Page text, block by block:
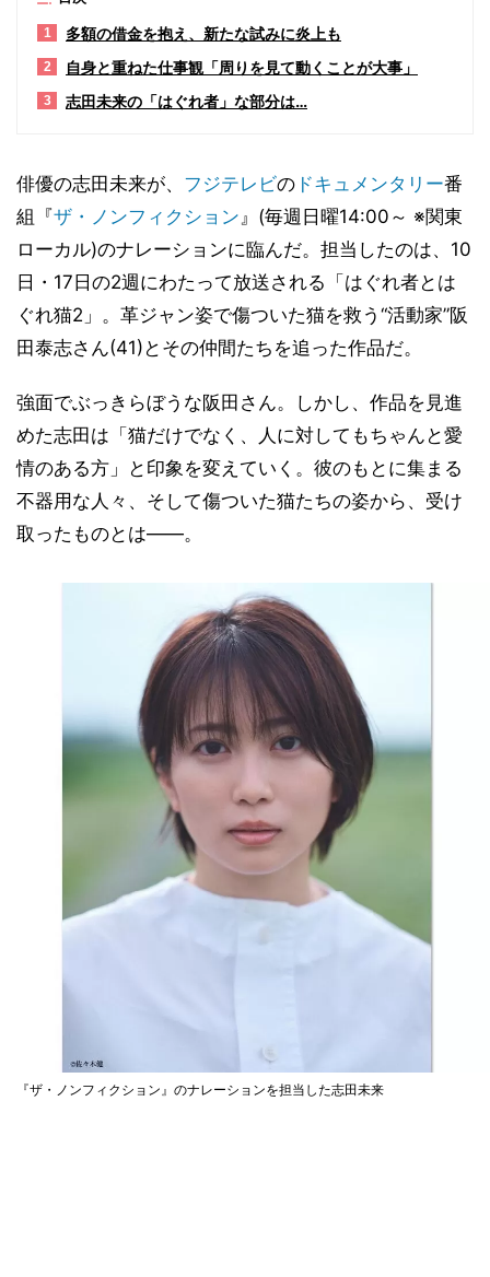
1 多額の借金を抱え、新たな試みに炎上も
2 自身と重ねた仕事観「周りを見て動くことが大事」
3 志田未来の「はぐれ者」な部分は…
俳優の志田未来が、 フジテレビの ドキュメンタリー番
組『ザ・ノンフィクション』(毎週日曜14:00～ ※関東
ローカル)のナレーションに臨んだ。担当したのは、10
日・17日の2週にわたって放送される「はぐれ者とは
ぐれ猫2」。革ジャン姿で傷ついた猫を救う“活動家”阪
田泰志さん(41)とその仲間たちを追った作品だ。
強面でぶっきらぼうな阪田さん。しかし、作品を見進
めた志田は「猫だけでなく、人に対してもちゃんと愛
情のある方」と印象を変えていく。彼のもとに集まる
不器用な人々、そして傷ついた猫たちの姿から、受け
取ったものとは――。
『ザ・ノンフィクション』のナレーションを担当した志田未来